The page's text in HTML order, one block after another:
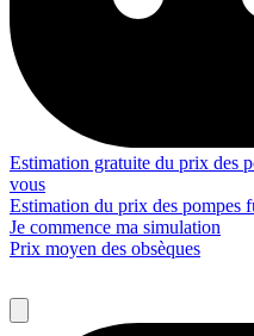
Estimation gratuite du prix des
vous
Estimation du prix des pompes
Je commence ma simulation
Prix moyen des obsèques